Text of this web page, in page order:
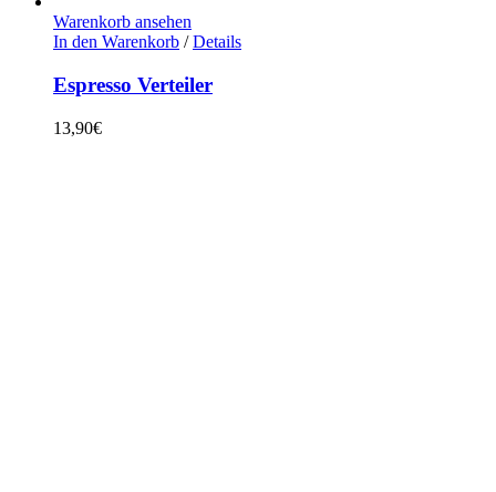
Warenkorb ansehen
In den Warenkorb / Details
Espresso Verteiler
13,90€